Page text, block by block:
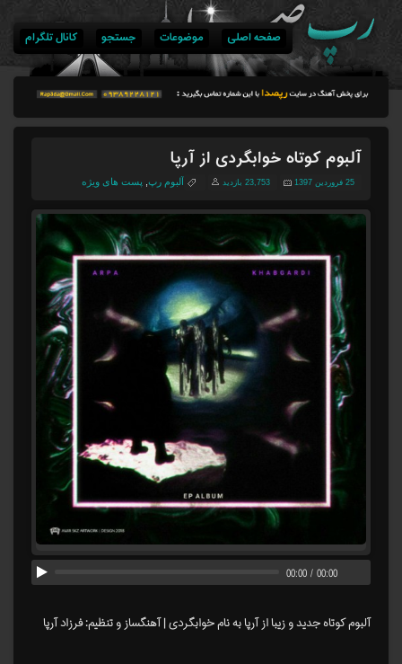
صفحه اصلی موضوعات جستجو کانال تلگرام
آلبوم کوتاه خوابگردی از آرپا
25 فروردین 1397 23,753 بازدید آلبوم رپ پست های ویژه
00:00/00:00
آلبوم کوتاه جدید و زیبا از آرپا به نام خوابگردی | آهنگساز و تنظیم: فرزاد آرپا